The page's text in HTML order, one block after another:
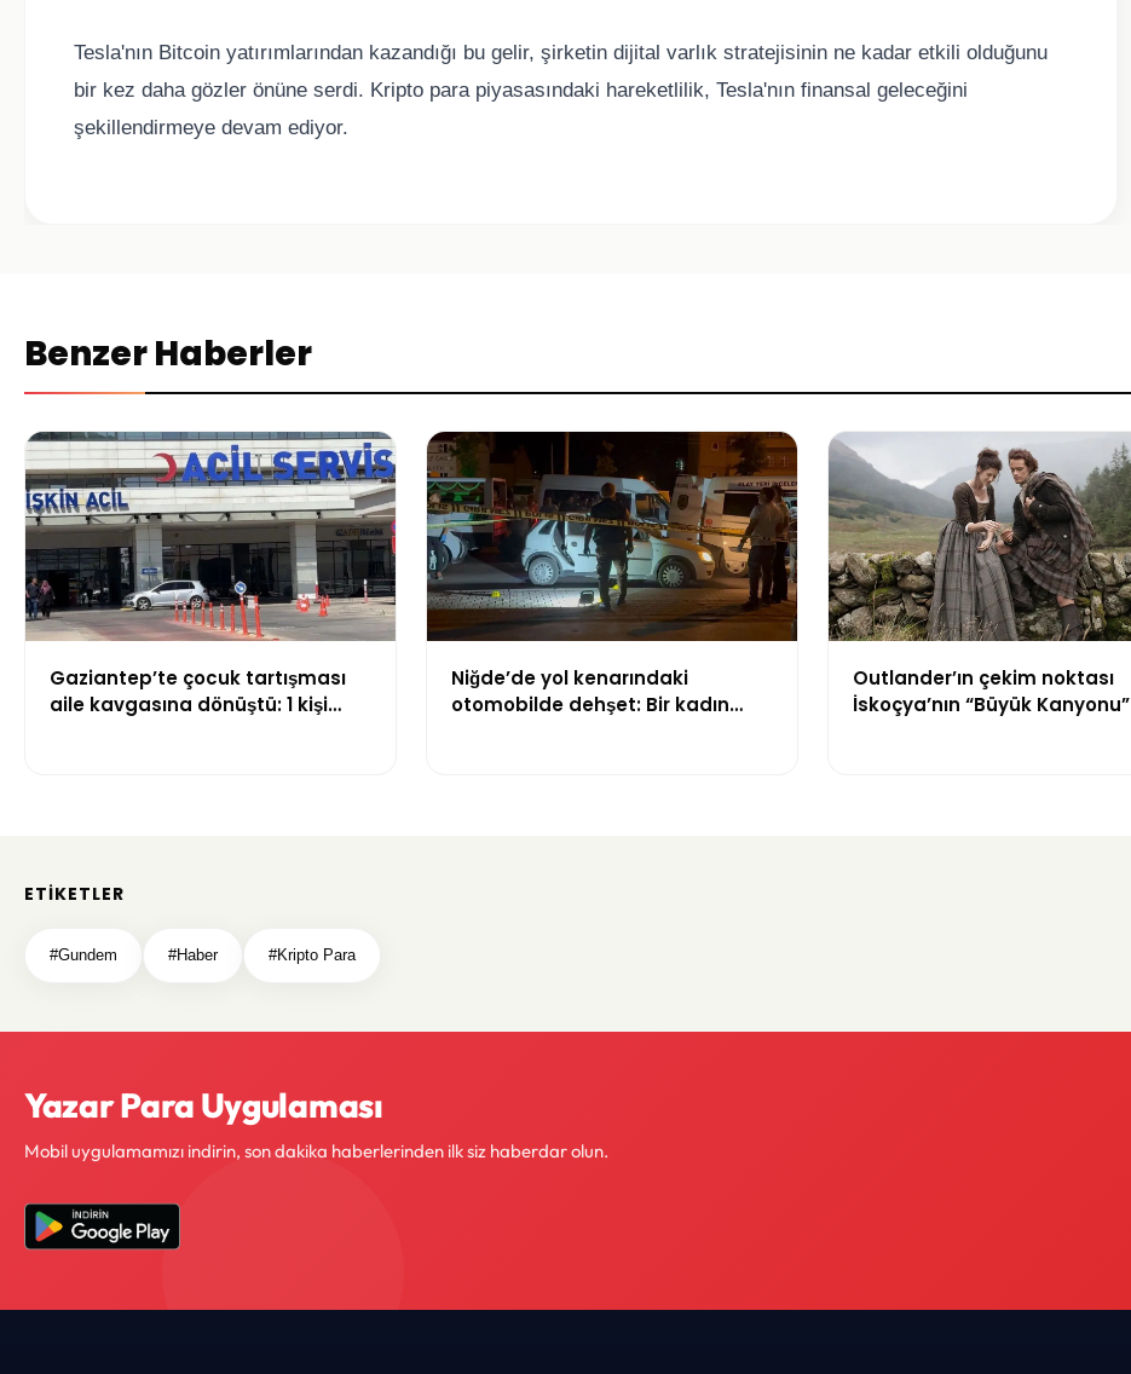
Tesla'nın Bitcoin yatırımlarından kazandığı bu gelir, şirketin dijital varlık stratejisinin ne kadar etkili olduğunu
bir kez daha gözler önüne serdi. Kripto para piyasasındaki hareketlilik, Tesla'nın finansal geleceğini
şekillendirmeye devam ediyor.
Benzer Haberler
Gaziantep’te çocuk tartışması
aile kavgasına dönüştü: 1 kişi
Niğde’de yol kenarındaki
otomobilde dehşet: Bir kadın
Outlander’ın çekim noktası
İskoçya’nın “Büyük Kanyonu”
ETIKETLER
#Gundem #Haber #Kripto Para
Yazar Para Uygulaması
Mobil uygulamamızı indirin, son dakika haberlerinden ilk siz haberdar olun.